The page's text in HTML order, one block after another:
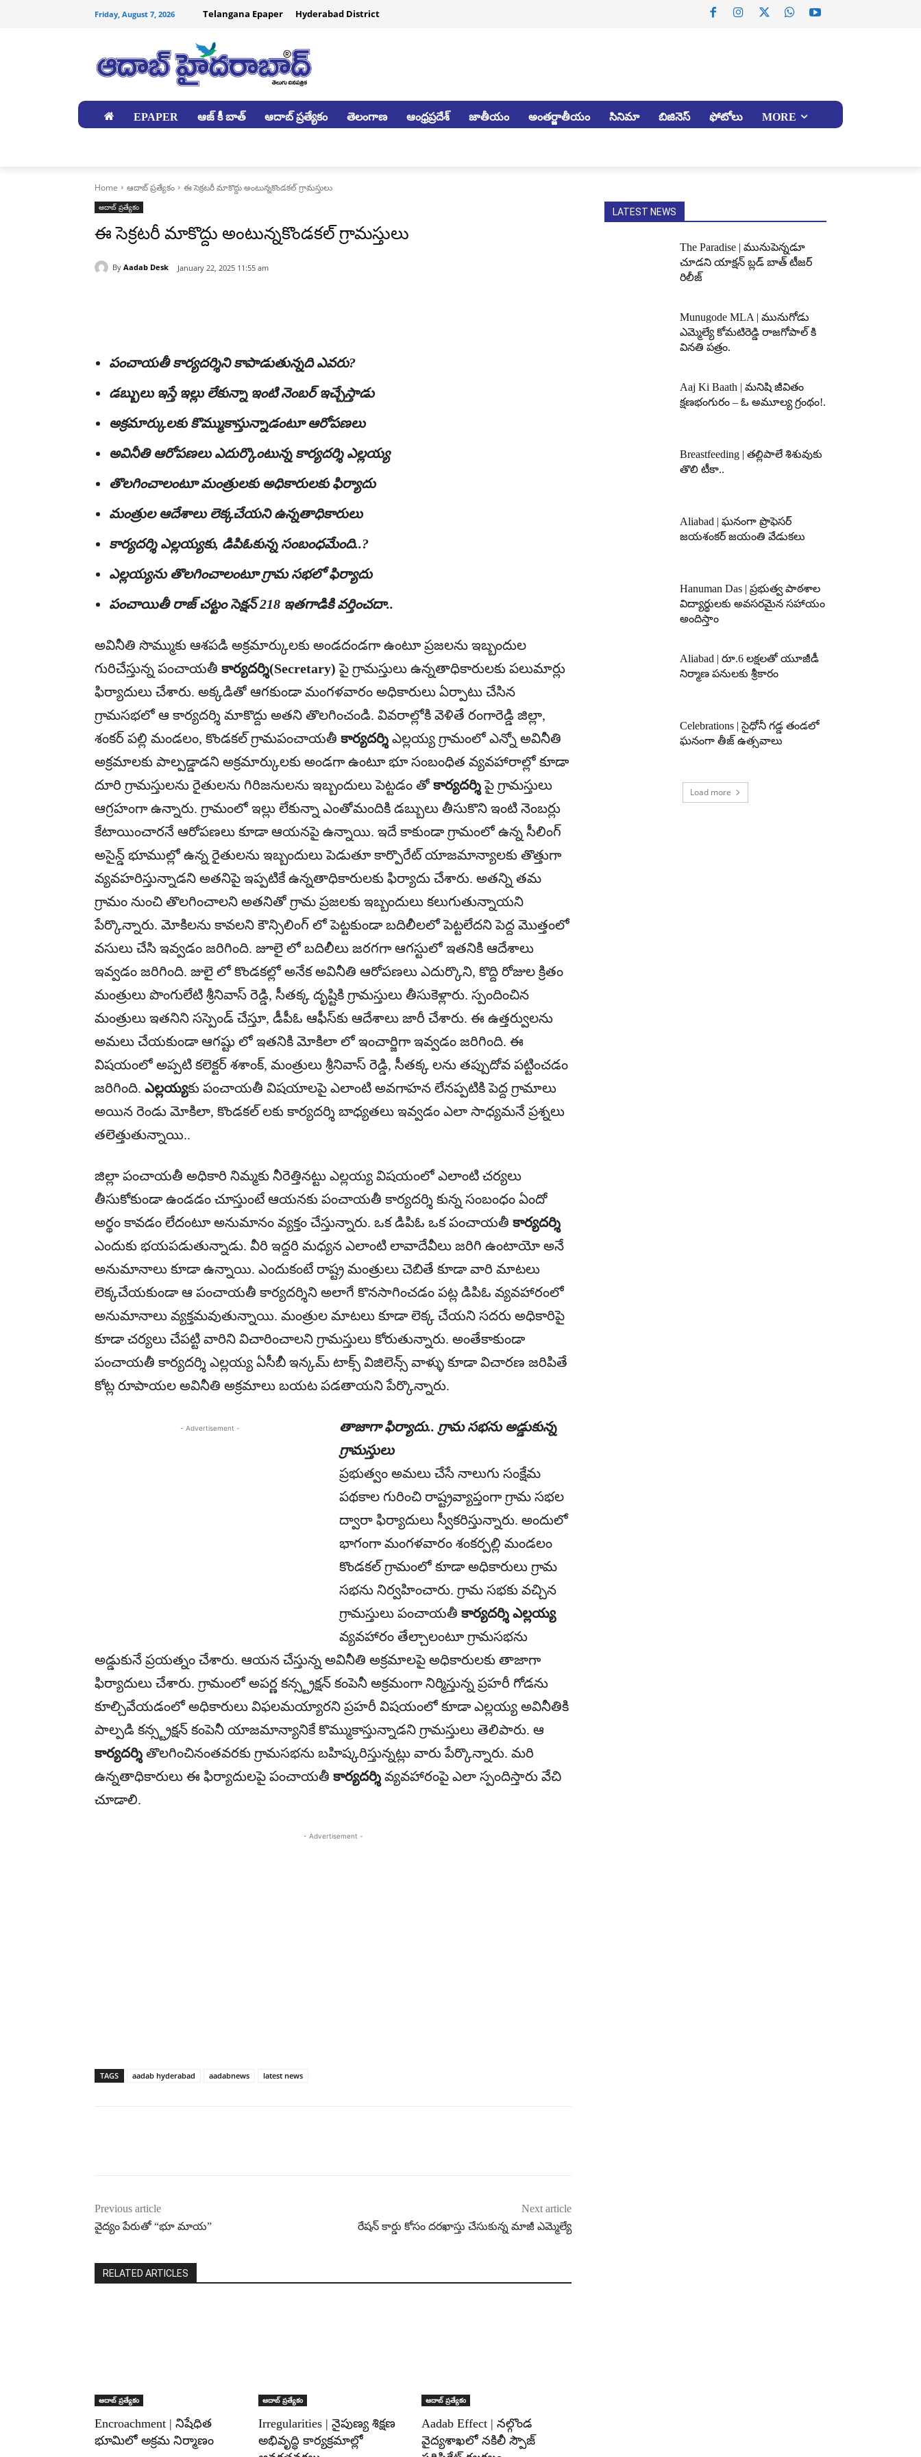
Friday, August 7, 2026 Telangana Epaper Hyderabad District
EPAPER ఆజ్ కీ బాత్ ఆదాబ్ ప్రత్యేకం తెలంగాణ ఆంధ్రప్రదేశ్ జాతీయం అంతర్జాతీయం సినిమా బిజినెస్ ఫోటోలు MORE
Home ఆదాబ్ ప్రత్యేకం ఈ సెక్రటరీ మాకొద్దు అంటున్నకొండకల్ గ్రామస్తులు
ఆదాబ్ ప్రత్యేకం
ఈ సెక్రటరీ మాకొద్దు అంటున్నకొండకల్ గ్రామస్తులు
By Aadab Desk January 22, 2025 11:55 am
పంచాయతీ కార్యదర్శిని కాపాడుతున్నది ఎవరు?
డబ్బులు ఇస్తే ఇల్లు లేకున్నా ఇంటి నెంబర్ ఇచ్చేస్తాడు
అక్రమార్కులకు కొమ్ముకాస్తున్నాడంటూ ఆరోపణలు
అవినీతి ఆరోపణలు ఎదుర్కొంటున్న కార్యదర్శి ఎల్లయ్య
తొలగించాలంటూ మంత్రులకు అధికారులకు ఫిర్యాదు
మంత్రుల ఆదేశాలు లెక్కచేయని ఉన్నతాధికారులు
కార్యదర్శి ఎల్ల‌య్య‌కు, డిపిఓకున్న సంబంధమేంది..?
ఎల్లయ్యను తొలగించాలంటూ గ్రామ సభలో ఫిర్యాదు
పంచాయితీ రాజ్ చట్టం సెక్షన్ 218 ఇతగాడికి వర్తించదా..
అవినీతి సొమ్ముకు ఆశపడి అక్రమార్కులకు అండదండగా ఉంటూ ప్రజలను ఇబ్బందుల
గురిచేస్తున్న పంచాయతీ కార్యదర్శి(Secretary) పై గ్రామస్తులు ఉన్నతాధికారులకు పలుమార్లు
ఫిర్యాదులు చేశారు. అక్కడితో ఆగకుండా మంగళవారం అధికారులు ఏర్పాటు చేసిన
గ్రామసభలో ఆ కార్యదర్శి మాకొద్దు అతని తొలగించండి. వివరాల్లోకి వెళితే రంగారెడ్డి జిల్లా,
శంకర్ పల్లి మండలం, కొండకల్ గ్రామపంచాయతీ కార్యదర్శి ఎల్లయ్య గ్రామంలో ఎన్నో అవినీతి
అక్రమాలకు పాల్పడ్డాడని అక్రమార్కులకు అండగా ఉంటూ భూ సంబంధిత వ్యవహారాల్లో కూడా
దూరి గ్రామస్తులను రైతులను గిరిజనులను ఇబ్బందులు పెట్టడం తోకార్యదర్శిపై గ్రామస్తులు
ఆగ్రహంగా ఉన్నారు. గ్రామంలో ఇల్లు లేకున్నా ఎంతోమందికి డబ్బులు తీసుకొని ఇంటి నెంబర్లు
కేటాయించారనే ఆరోపణలు కూడా ఆయనపై ఉన్నాయి. ఇదే కాకుండా గ్రామంలో ఉన్న సీలింగ్
అసైన్డ్ భూముల్లో ఉన్న రైతులను ఇబ్బందులు పెడుతూ కార్పొరేట్ యాజమాన్యాలకు తొత్తుగా
వ్యవహరిస్తున్నాడని అతనిపై ఇప్పటికే ఉన్నతాధికారులకు ఫిర్యాదు చేశారు. అతన్ని తమ
గ్రామం నుంచి తొలగించాలని అతనితో గ్రామ ప్రజలకు ఇబ్బందులు కలుగుతున్నాయని
పేర్కొన్నారు. మోకిలను కావలని కౌన్సిలింగ్ లో పెట్టకుండా బదిలీలలో పెట్టలేదని పెద్ద మొత్తంలో
వసులు చేసి ఇవ్వడం జరిగింది. జూలై లో బదిలీలు జరగగా ఆగస్టులో ఇతనికి ఆదేశాలు
ఇవ్వడం జ‌రిగింది. జులై లో కొండకల్లో అనేక అవినీతి ఆరోపణలు ఎదుర్కొని, కొద్ది రోజుల క్రితం
మంత్రులు పొంగులేటి శ్రీనివాస్ రెడ్డి, సీతక్క దృష్టికి గ్రామస్తులు తీసుకెళ్లారు. స్పందించిన
మంత్రులు ఇతనిని సస్పెండ్ చేస్తూ, డీపీఓ ఆఫీస్‌కు ఆదేశాలు జారీ చేశారు. ఈ ఉత్త‌ర్వుల‌ను
అమ‌లు చేయ‌కుండా ఆగష్టు లో ఇతనికి మోకిలా లో ఇంచార్జిగా ఇవ్వడం జరిగింది. ఈ
విషయంలో అప్పటి కలెక్టర్ శశాంక్, మంత్రులు శ్రీనివాస్ రెడ్డి, సీతక్క ల‌ను త‌ప్పుదోవ ప‌ట్టించ‌డం
జ‌రిగింది. ఎల్లయ్యకు పంచాయ‌తీ విష‌యాల‌పై ఎలాంటి అవ‌గాహ‌న లేన‌ప్ప‌టికి పెద్ద గ్రామాలు
అయిన రెండు మోకిలా, కొండకల్ ల‌కు కార్య‌ద‌ర్శి బాధ్య‌త‌లు ఇవ్వ‌డం ఎలా సాధ్య‌మ‌నే ప్ర‌శ్న‌లు
త‌లెత్తుతున్నాయి..
జిల్లా పంచాయతీ అధికారి నిమ్మకు నీరెత్తినట్టు ఎల్లయ్య విషయంలో ఎలాంటి చర్యలు
తీసుకోకుండా ఉండడం చూస్తుంటే ఆయనకు పంచాయతీ కార్యదర్శి కున్న సంబంధం ఏందో
అర్థం కావడం లేదంటూ అనుమానం వ్యక్తం చేస్తున్నారు. ఒక డిపిఓ ఒక పంచాయతీ కార్యదర్శి
ఎందుకు భయపడుతున్నాడు. వీరి ఇద్దరి మధ్యన ఎలాంటి లావాదేవీలు జరిగి ఉంటాయో అనే
అనుమానాలు కూడా ఉన్నాయి. ఎందుకంటే రాష్ట్ర మంత్రులు చెబితే కూడా వారి మాటలు
లెక్కచేయకుండా ఆ పంచాయతీ కార్యదర్శిని అలాగే కొనసాగించడం పట్ల డిపిఓ వ్యవహారంలో
అనుమానాలు వ్యక్తమవుతున్నాయి. మంత్రుల మాటలు కూడా లెక్క చేయని సదరు అధికారిపై
కూడా చర్యలు చేపట్టి వారిని విచారించాలని గ్రామస్తులు కోరుతున్నారు. అంతేకాకుండా
పంచాయతీ కార్యదర్శి ఎల్లయ్య ఏసీబీ ఇన్కమ్ టాక్స్ విజిలెన్స్ వాళ్ళు కూడా విచారణ జరిపితే
కోట్ల రూపాయల అవినీతి అక్రమాలు బయట పడతాయని పేర్కొన్నారు.
- Advertisement -
తాజాగా ఫిర్యాదు.. గ్రామ సభను అడ్డుకున్న
గ్రామస్తులు
ప్రభుత్వం అమలు చేసే నాలుగు సంక్షేమ
పథకాల గురించి రాష్ట్రవ్యాప్తంగా గ్రామ సభల
ద్వారా ఫిర్యాదులు స్వీకరిస్తున్నారు. అందులో
భాగంగా మంగళవారం శంకర్పల్లి మండలం
కొండకల్ గ్రామంలో కూడా అధికారులు గ్రామ
సభను నిర్వహించారు. గ్రామ సభకు వచ్చిన
గ్రామస్తులు పంచాయతీ కార్యదర్శి ఎల్లయ్య
వ్యవహారం తేల్చాలంటూ గ్రామసభను
అడ్డుకునే ప్రయత్నం చేశారు. ఆయన చేస్తున్న అవినీతి అక్రమాలపై అధికారులకు తాజాగా
ఫిర్యాదులు చేశారు. గ్రామంలో అపర్ణ కన్స్ట్రక్షన్ కంపెనీ అక్రమంగా నిర్మిస్తున్న ప్రహరీ గోడను
కూల్చివేయడంలో అధికారులు విఫలమయ్యారని ప్రహరీ విషయంలో కూడా ఎల్లయ్య అవినీతికి
పాల్పడి కన్స్ట్రక్షన్ కంపెనీ యాజమాన్యానికే కొమ్ముకాస్తున్నాడని గ్రామస్తులు తెలిపారు. ఆ
కార్యదర్శి తొలగించినంతవరకు గ్రామసభను బహిష్కరిస్తున్నట్లు వారు పేర్కొన్నారు. మరి
ఉన్నతాధికారులు ఈ ఫిర్యాదులపై పంచాయతీ కార్యదర్శి వ్యవహారంపై ఎలా స్పందిస్తారు వేచి
చూడాలి.
- Advertisement -
TAGS aadab hyderabad aadabnews latest news
Previous article
వైద్యం పేరుతో “భూ మాయ”
Next article
రేషన్ కార్డు కోసం దరఖాస్తు చేసుకున్న మాజీ ఎమ్మెల్యే
RELATED ARTICLES
ఆదాబ్ ప్రత్యేకం
Encroachment | నిషేధిత
భూమిలో అక్రమ నిర్మాణం
ఆదాబ్ ప్రత్యేకం
Irregularities | నైపుణ్య శిక్షణ
అభివృద్ధి కార్యక్రమాల్లో
ఆదాబ్ ప్రత్యేకం
Aadab Effect | నల్గొండ
వైద్యశాఖలో నకిలీ స్పౌజ్
LATEST NEWS
The Paradise | మునుపెన్నడూ
చూడని యాక్షన్ బ్లడ్ బాత్ టీజర్
రిలీజ్
Munugode MLA | మునుగోడు
ఎమ్మెల్యే కోమటిరెడ్డి రాజగోపాల్ కి
వినతి పత్రం.
Aaj Ki Baath | మనిషి జీవితం
క్షణభంగురం – ఓ అమూల్య గ్రంథం!.
Breastfeeding | తల్లిపాలే శిశువుకు
తొలి టీకా..
Aliabad | ఘనంగా ప్రొఫెసర్
జయశంకర్ జయంతి వేడుకలు
Hanuman Das | ప్రభుత్వ పాఠశాల
విద్యార్థులకు అవసరమైన సహాయం
అందిస్తాం
Aliabad | రూ.6 లక్షలతో యూజీడీ
నిర్మాణ పనులకు శ్రీకారం
Celebrations | సైధోనీ గడ్డ తండలో
ఘనంగా తీజ్ ఉత్సవాలు
Load more